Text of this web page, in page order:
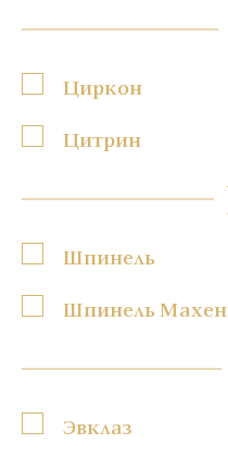
Циркон
Цитрин
Шпинель
Шпинель
Эвклаз